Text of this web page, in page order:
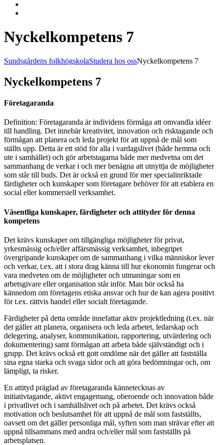
Nyckelkompetens 7
Sundsgårdens folkhögskolaStudera hos ossNyckelkompetens 7
Nyckelkompetens 7
Företagaranda
Definition: Företagaranda är individens förmåga att omvandla idéer
till handling. Det innebär kreativitet, innovation och risktagande och
förmågan att planera och leda projekt för att uppnå de mål som
ställts upp. Detta är ett stöd för alla i vardagslivet (både hemma och
ute i samhället) och gör arbetstagarna både mer medvetna om det
sammanhang de verkar i och mer benägna att utnyttja de möjligheter
som står till buds. Det är också en grund för mer specialinriktade
färdigheter och kunskaper som företagare behöver för att etablera en
social eller kommersiell verksamhet.
Väsentliga kunskaper, färdigheter och attityder för denna
kompetens
Det krävs kunskaper om tillgängliga möjligheter för privat,
yrkesmässig och/eller affärsmässig verksamhet, inbegripet
övergripande kunskaper om de sammanhang i vilka människor lever
och verkar, t.ex. att i stora drag känna till hur ekonomin fungerar och
vara medveten om de möjligheter och utmaningar som en
arbetsgivare eller organisation står inför. Man bör också ha
kännedom om företagens etiska ansvar och hur de kan agera positivt
för t.ex. rättvis handel eller socialt företagande.
Färdigheter på detta område innefattar aktiv projektledning (t.ex. när
det gäller att planera, organisera och leda arbetet, ledarskap och
delegering, analyser, kommunikation, rapportering, utvärdering och
dokumentering) samt förmågan att arbeta både självständigt och i
grupp. Det krävs också ett gott omdöme när det gäller att fastställa
sina egna starka och svaga sidor och att göra bedömningar och, om
lämpligt, ta risker.
En attityd präglad av företagaranda kännetecknas av
initiativtagande, aktivt engagemang, oberoende och innovation både
i privatlivet och i samhällslivet och på arbetet. Det krävs också
motivation och beslutsamhet för att uppnå de mål som fastställts,
oavsett om det gäller personliga mål, syften som man strävar efter att
uppnå tillsammans med andra och/eller mål som fastställts på
arbetsplatsen.